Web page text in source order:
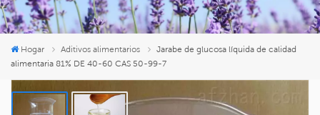
Hogar Aditivos alimentarios
Jarabe de glucosa líquida de calidad
alimentaria 81% DE 40-60 CAS 50-99-7